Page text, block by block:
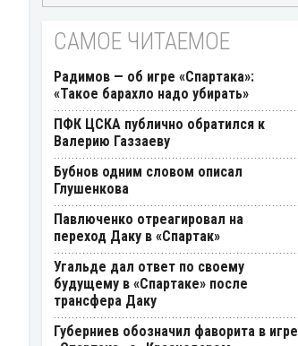
САМОЕ ЧИТАЕМОЕ
Радимов — об игре «Спартака»:
«Такое барахло надо убирать»
ПФК ЦСКА публично обратился к
Валерию Газзаеву
Бубнов одним словом описал
Глушенкова
Павлюченко отреагировал на
переход Даку в «Спартак»
Угальде дал ответ по своему
будущему в «Спартаке» после
трансфера Даку
Губерниев обозначил фаворита в игре